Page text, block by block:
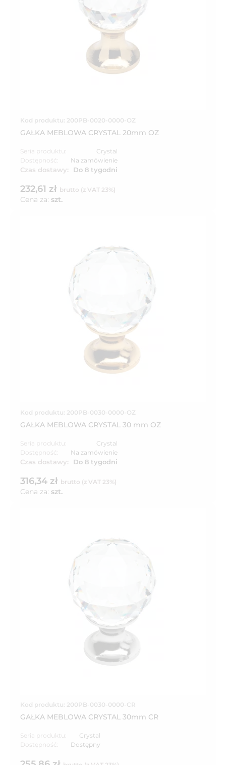
Kod produktu: 200PB-0020-0000-OZ
GAŁKA MEBLOWA CRYSTAL 20mm OZ
Seria produktu:
Crystal
Dostępność:
Na zamówienie
Czas dostawy: Do 8 tygodni
232,61 zł brutto (z VAT 23%)
Cena za: szt.
Kod produktu: 200PB-0030-0000-OZ
GAŁKA MEBLOWA CRYSTAL 30 mm OZ
Seria produktu:
Crystal
Dostępność:
Na zamówienie
Czas dostawy: Do 8 tygodni
316,34 zł brutto (z VAT 23%)
Cena za: szt.
Kod produktu: 200PB-0030-0000-CR
GAŁKA MEBLOWA CRYSTAL 30mm CR
Seria produktu:
Crystal
Dostępność:
Dostępny